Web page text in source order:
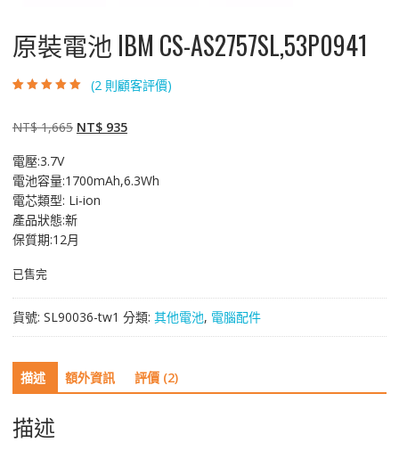
原裝電池 IBM CS-AS2757SL,53P0941
行評分
(2 則顧客評價)
NT$1,665 原
格：
NT$ 1,665。
NT$935目
格：
電壓:3.7V
電池容量:1700mAh,6.3Wh
電芯類型: Li-ion
產品狀態:新
保質期:12月
已售完
貨號: SL90036-tw1 分類: 其他電池, 電腦配件
描述 額外資訊 評價 (2)
描述